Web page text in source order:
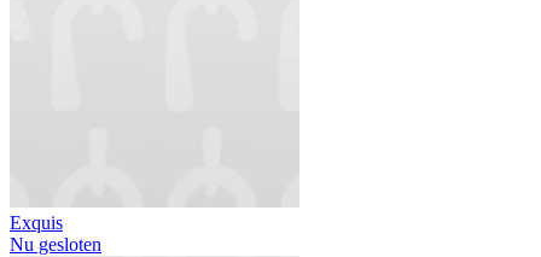
Exquis
Nu gesloten